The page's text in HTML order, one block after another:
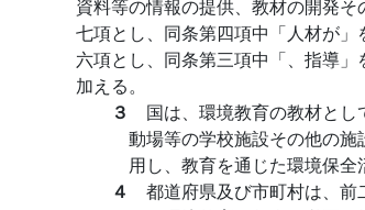
資料等の情報の提供、教材の開発
七項とし、同条第四項中「人材が
六項とし、同条第三項中「、指導
加える。
３ 国は、環境教育の教材と
動場等の学校施設その他の
用し、教育を通じた環境保全
４ 都道府県及び市町村は、